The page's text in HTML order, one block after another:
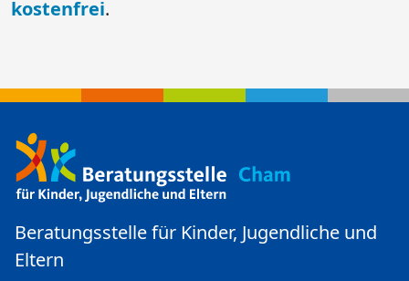
kostenfrei.
Beratungsstelle für Kinder, Jugendliche und
Eltern